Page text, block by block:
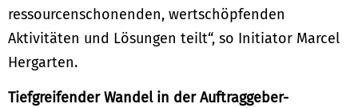
ressourcenschonenden, wertschöpfenden
Aktivitäten und Lösungen teilt“, so Initiator Marcel
Hergarten.
Tiefgreifender Wandel in der Auftraggeber-